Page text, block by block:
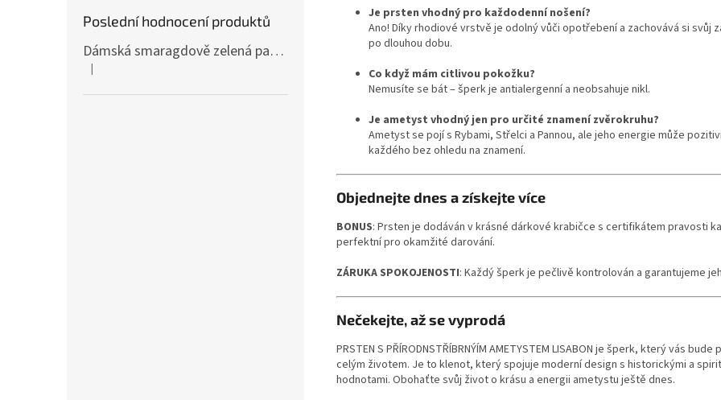
Poslední hodnocení produktů
Dámská smaragdově zelená pašmína P81 / Dámská smaragdově zelená šála
Hodnocení produktu je 4 z 5 hvězdiček.
|
Je prsten vhodný pro každodenní nošení?
Ano! Díky rhodiové vrstvě je odolný vůči opotřebení a zachovává si svůj
po dlouhou dobu.
Co když mám citlivou pokožku?
Nemusíte se bát – šperk je antialergenní a neobsahuje nikl.
Je ametyst vhodný jen pro určité znamení zvěrokruhu?
Ametyst se pojí s Rybami, Střelci a Pannou, ale jeho energie může
každého bez ohledu na znamení.
Objednejte dnes a získejte více
BONUS: Prsten je dodáván v krásné dárkové krabičce s certifikátem pravosti
perfektní pro okamžité darování.
ZÁRUKA SPOKOJENOSTI: Každý šperk je pečlivě kontrolován a garantujeme
Nečekejte, až se vyprodá
PRSTEN S PŘÍRODNSTŘÍBRNÝÍM AMETYSTEM LISABON je šperk, který vás
celým životem. Je to klenot, který spojuje moderní design s historickými a
hodnotami. Obohaťte svůj život o krásu a energii ametystu ještě dnes.